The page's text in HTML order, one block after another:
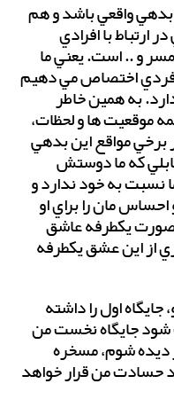
واقعي باشد و هم
با افرادي
و .. است. يعني ما
فردي اختصاص مي دهيم
به همين خاطر
موقعيت ها و لحظات،
مواقع اين بدهي
كه ما دوستش
نسبت به خود ندارد و
مان را براي او
صورت يكطرفه عاشق
از اين عشق يكطرفه
اول را داشته
شود جايگاه نخست من
ديده شوم، مسخره
حسادت من قرار خواهد